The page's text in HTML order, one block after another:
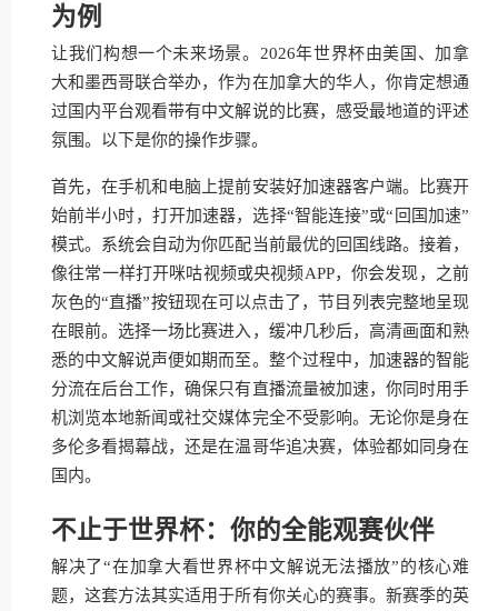
为例
让我们构想一个未来场景。2026年世界杯由美国、加拿
大和墨西哥联合举办，作为在加拿大的华人，你肯定想通
过国内平台观看带有中文解说的比赛，感受最地道的评述
氛围。以下是你的操作步骤。
首先，在手机和电脑上提前安装好加速器客户端。比赛开
始前半小时，打开加速器，选择“智能连接”或“回国加速”
模式。系统会自动为你匹配当前最优的回国线路。接着，
像往常一样打开咪咕视频或央视频APP，你会发现，之前
灰色的“直播”按钮现在可以点击了，节目列表完整地呈现
在眼前。选择一场比赛进入，缓冲几秒后，高清画面和熟
悉的中文解说声便如期而至。整个过程中，加速器的智能
分流在后台工作，确保只有直播流量被加速，你同时用手
机浏览本地新闻或社交媒体完全不受影响。无论你是身在
多伦多看揭幕战，还是在温哥华追决赛，体验都如同身在
国内。
不止于世界杯：你的全能观赛伙伴
解决了“在加拿大看世界杯中文解说无法播放”的核心难
题，这套方法其实适用于所有你关心的赛事。新赛季的英